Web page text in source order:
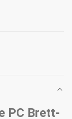
PC Brett-